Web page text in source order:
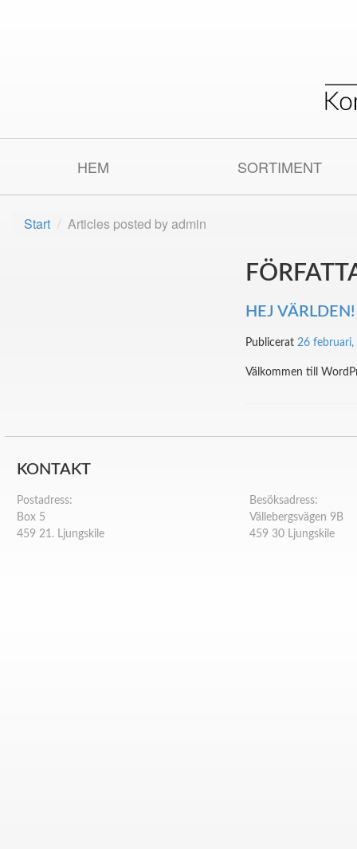
HEM SORTIMENT
Start Articles posted by admin
HEJ VÄRLDEN!
Publicerat 26 februari,
Välkommen till
KONTAKT
Postadress:
Box 5
459 21. Ljungskile
Besöksadress:
Vällebergsvägen 9B
459 30 Ljungskile